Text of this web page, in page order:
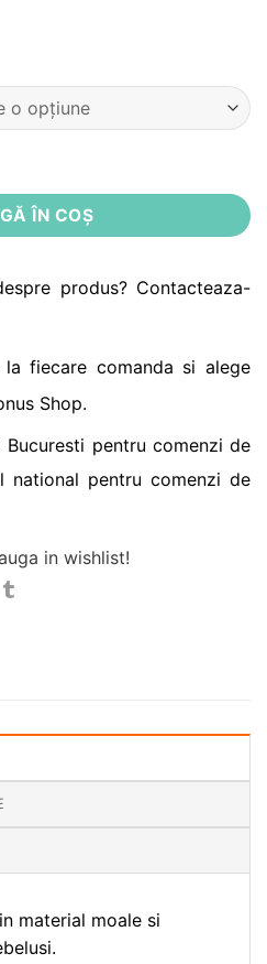
bebe Smethwick Noppies
ÎN COȘ
produs? Contacteaza-
fiecare comanda si alege
Shop.
pentru comenzi de
national pentru comenzi de
in wishlist!
material moale si